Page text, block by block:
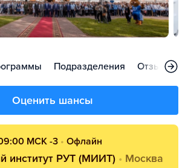
Подразделения Отзывы
Оценить шансы
МСК -3 • Офлайн
институт РУТ (МИИТ) • Москва